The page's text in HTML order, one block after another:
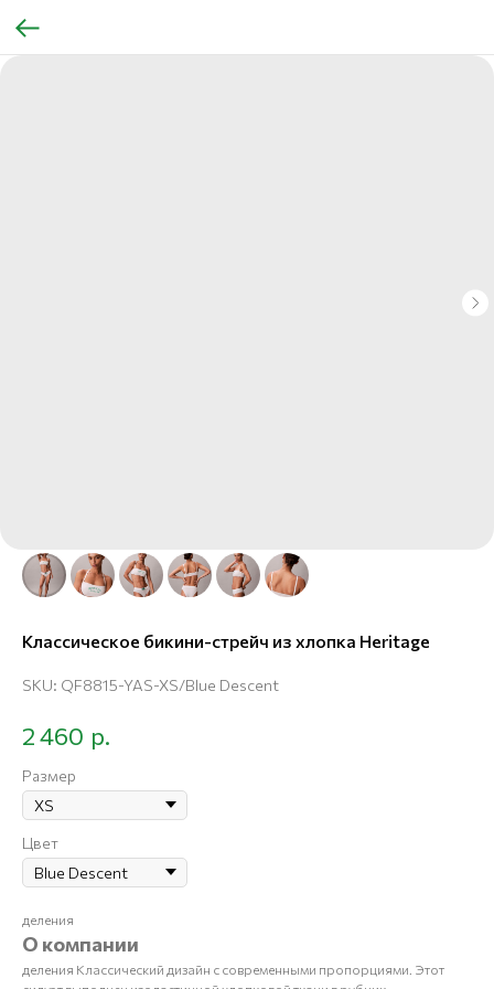
Классическое бикини-стрейч из хлопка Heritage
SKU: QF8815-YAS-XS/Blue Descent
2 460 р.
Размер
Цвет
деления
О компании
деления Классический дизайн с современными пропорциями. Этот